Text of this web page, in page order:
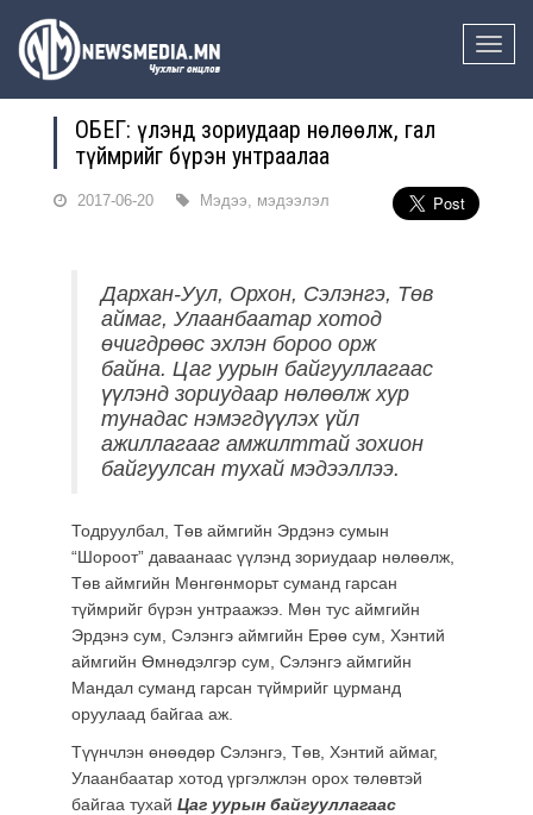
Toggle
ОБЕГ: Үүлэнд зориудаар нөлөөлж, гал
түймрийг бүрэн унтраалаа
2017-06-20 Мэдээ, мэдээлэл
Дархан-Уул, Орхон, Сэлэнгэ, Төв
аймаг, Улаанбаатар хотод
өчигдрөөс эхлэн бороо орж
байна. Цаг уурын байгууллагаас
үүлэнд зориудаар нөлөөлж хур
тунадас нэмэгдүүлэх үйл
ажиллагааг амжилттай зохион
байгуулсан тухай мэдээллээ.
Тодруулбал, Төв аймгийн Эрдэнэ сумын
“Шороот” даваанаас үүлэнд зориудаар нөлөөлж,
Төв аймгийн Мөнгөнморьт суманд гарсан
түймрийг бүрэн унтраажээ . Мөн тус аймгийн
Эрдэнэ сум, Сэлэнгэ аймгийн Ерөө сум, Хэнтий
аймгийн Өмнөдэлгэр сум, Сэлэнгэ аймгийн
Мандал суманд гарсан түймрийг цурманд
оруулаад байгаа аж.
Түүнчлэн өнөөдөр Сэлэнгэ, Төв, Хэнтий аймаг,
Улаанбаатар хотод үргэлжлэн орох төлөвтэй
байгаа тухай Цаг уурын байгууллагаас